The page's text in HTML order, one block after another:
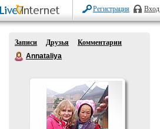
Регистрация Вход
Записи Друзья
Комментарии
Annataliya